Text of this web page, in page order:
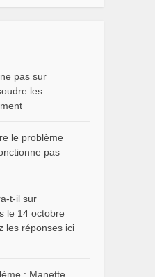
pas sur
les
le problème
pas
t-il sur
le 14 octobre
les réponses ici
: Manette